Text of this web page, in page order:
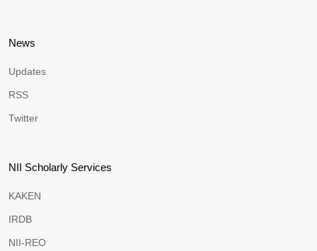
News
Updates
RSS
Twitter
NII Scholarly Services
KAKEN
IRDB
NII-REO